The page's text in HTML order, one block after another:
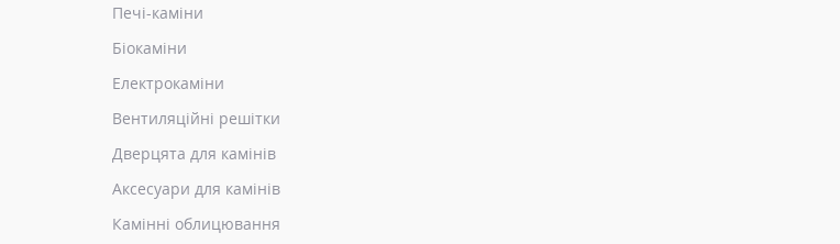
Печі-каміни
Біокаміни
Електрокаміни
Вентиляційні решітки
Дверцята для камінів
Аксесуари для камінів
Камінні облицювання